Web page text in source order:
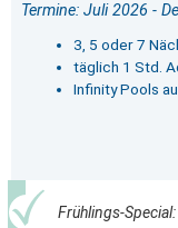
Termine: Juli 2026 -
3, 5 oder 7
täglich 1 Std.
Infinity Pools
Frühlings-